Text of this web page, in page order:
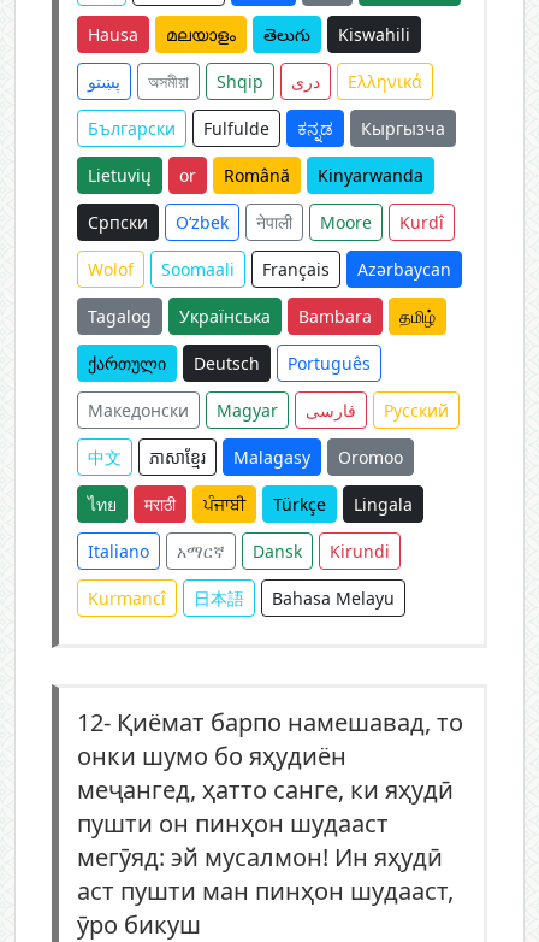
Hausa മലയാളം తెలుగు Kiswahili
پښتو অসমীয়া Shqip دری Ελληνικά
Български Fulfulde ಕನ್ನಡ Кыргызча
Lietuvių or Română Kinyarwanda
Српски O‘zbek नेपाली Moore Kurdî
Wolof Soomaali Français Azərbaycan
Tagalog Українська Bambara தமிழ்
ქართული Deutsch Português
Македонски Magyar فارسی Русский
中文 ភាសាខ្មែរ Malagasy Oromoo
ไทย मराठी ਪੰਜਾਬੀ Türkçe Lingala
Italiano አማርኛ Dansk Kirundi
Kurmancî 日本語 Bahasa Melayu
12- Қиёмат барпо намешавад, то
онки шумо бо яҳудиён
меҷангед, ҳатто санге, ки яҳудӣ
пушти он пинҳон шудааст
мегӯяд: эй мусалмон! Ин яҳудӣ
аст пушти ман пинҳон шудааст,
ӯро бикуш